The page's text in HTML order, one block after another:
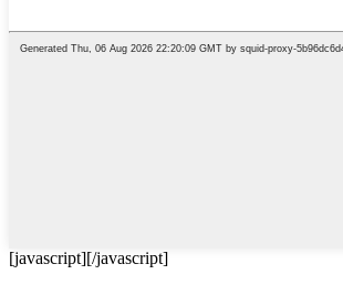
[javascript][/javascript]